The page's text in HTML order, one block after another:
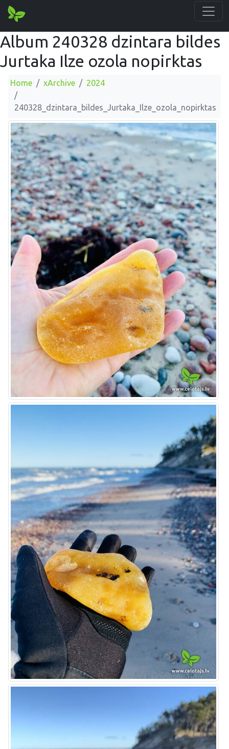
Album 240328 dzintara bildes
Jurtaka Ilze ozola nopirktas
Home xArchive 2024
240328_dzintara_bildes_Jurtaka_Ilze_ozola_nopirktas